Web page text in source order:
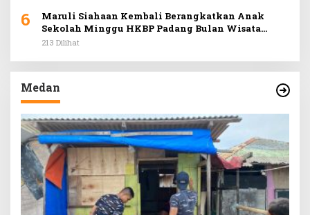
6
Maruli Siahaan Kembali Berangkatkan Anak
Sekolah Minggu HKBP Padang Bulan Wisata
Rohani ke Hill Park
213 Dilihat
Medan